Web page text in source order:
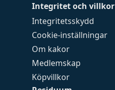
Integritet och villkor
Integritetsskydd
Cookie-inställningar
Om kakor
Medlemskap
Köpvillkor